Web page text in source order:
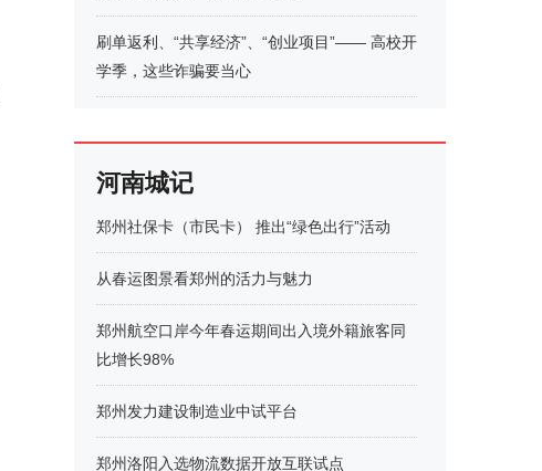
刷单返利、“共享经济”、“创业项目”—— 高校开
学季，这些诈骗要当心
河南城记
郑州社保卡（市民卡） 推出“绿色出行”活动
从春运图景看郑州的活力与魅力
郑州航空口岸今年春运期间出入境外籍旅客同
比增长98%
郑州发力建设制造业中试平台
郑州洛阳入选物流数据开放互联试点